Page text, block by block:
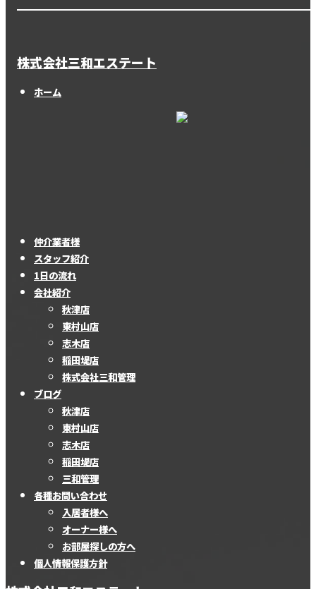
株式会社三和エステート
ホーム
仲介業者様
スタッフ紹介
1日の流れ
会社紹介
秋津店
東村山店
志木店
稲田堤店
株式会社三和管理
ブログ
秋津店
東村山店
志木店
稲田堤店
三和管理
各種お問い合わせ
入居者様へ
オーナー様へ
お部屋探しの方へ
個人情報保護方針